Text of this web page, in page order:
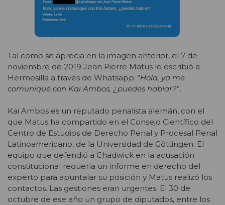
Tal como se aprecia en la imagen anterior, el 7 de
noviembre de 2019 Jean Pierre Matus le escribió a
Hermosilla a través de Whatsapp: “Hola, ya me
comuniqué con Kai Ambos, ¿puedes hablar?”.
Kai Ambos es un reputado penalista alemán, con el
que Matus ha compartido en el Consejo Científico del
Centro de Estudios de Derecho Penal y Procesal Penal
Latinoamericano, de la Universidad de Göttingen. El
equipo que defendió a Chadwick en la acusación
constitucional requería un informe en derecho del
experto para apuntalar su posición y Matus realizó los
contactos. Las gestiones eran urgentes. El 30 de
octubre de ese año un grupo de diputados, entre los